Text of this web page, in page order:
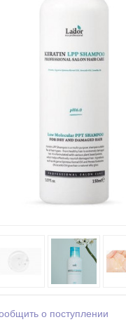
о поступлении